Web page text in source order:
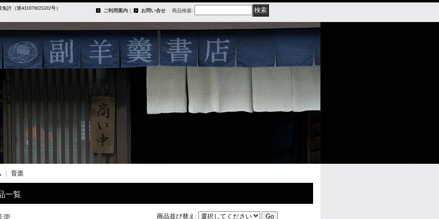
許（第431070025592号） ご利用案内｜ お問い合せ 商品検索:
音楽
一覧
楽 商品並び替え :